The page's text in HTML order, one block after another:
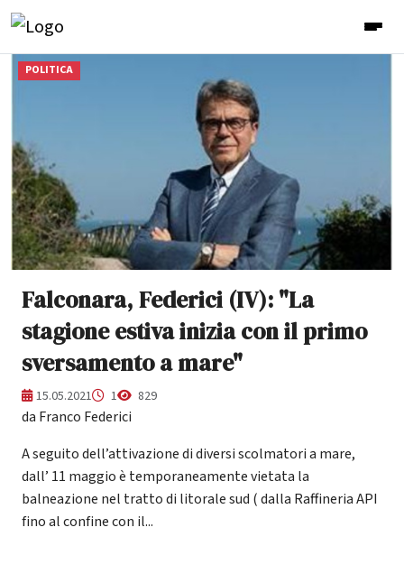
POLITICA
Falconara, Federici (IV): "La
stagione estiva inizia con il primo
sversamento a mare"
15.05.2021 1 829
da Franco Federici
A seguito dell’attivazione di diversi scolmatori a mare,
dall’ 11 maggio è temporaneamente vietata la
balneazione nel tratto di litorale sud ( dalla Raffineria API
fino al confine con il...